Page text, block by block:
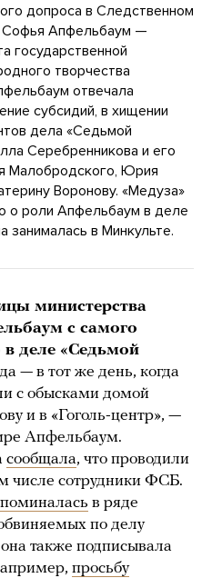
допроса в Следственном
Софья Апфельбаум —
государственной
творчества
отвечала
субсидий, в хищении
дела «Седьмой
Серебренникова и его
Малобродского, Юрия
Воронову. «Медуза»
о роли Апфельбаум в деле
занималась в Минкульте.
министерства
с самого
деле «Седьмой
— в тот же день, когда
с обысками домой
и в «Гоголь-центр», —
Апфельбаум.
сообщала, что проводили
числе сотрудники ФСБ.
в ряде
по делу
также подписывала
просьбу